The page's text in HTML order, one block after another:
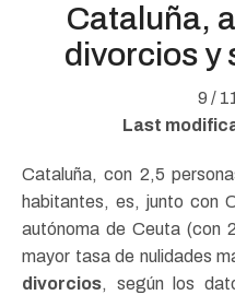
Cataluña,
divorcios y
9 /
Last
Cataluña, con 2,5
habitantes, es, junto con
autónoma de Ceuta (con
mayor tasa de nulidades
divorcios, según los